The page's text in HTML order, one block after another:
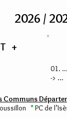
2026 /
+
01.
-> ...
Communs
*PC de